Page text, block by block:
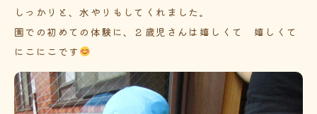
しっかりと、水やりもしてくれました。
園での初めての体験に、２歳児さんは嬉しくて 嬉しくて
にこにこです